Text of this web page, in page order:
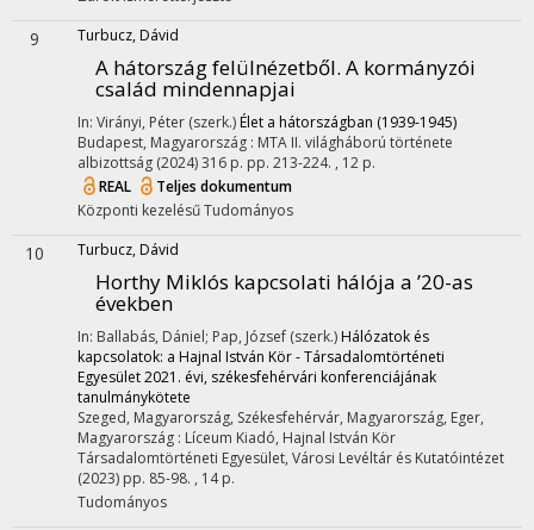
9 Turbucz, Dávid
A hátország felülnézetből. A kormányzói
család mindennapjai
In: Virányi, Péter (szerk.) Élet a hátországban (1939-1945)
Budapest, Magyarország : MTA II. világháború története
albizottság (2024)316 p. pp. 213-224. , 12 p.
REAL
Teljes dokumentum
Központi kezelésűTudományos
10 Turbucz, Dávid
Horthy Miklós kapcsolati hálója a ’20-as
években
In: Ballabás, Dániel; Pap, József (szerk.) Hálózatok és
kapcsolatok: a Hajnal István Kör - Társadalomtörténeti
Egyesület 2021. évi, székesfehérvári konferenciájának
tanulmánykötete
Szeged, Magyarország, Székesfehérvár, Magyarország, Eger,
Magyarország : Líceum Kiadó, Hajnal István Kör
Társadalomtörténeti Egyesület, Városi Levéltár és Kutatóintézet
(2023) pp. 85-98. , 14 p.
Tudományos